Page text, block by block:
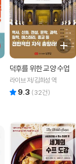
덕후를 위한 교양 수업
라이브 저/김희성 역
9.3 (32건)